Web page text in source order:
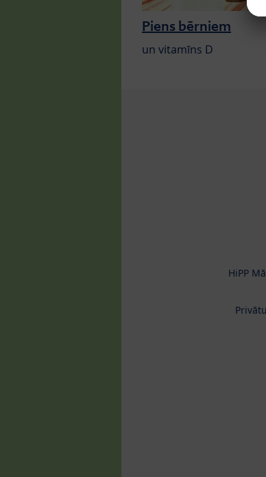
Piens bērniem
un vitamīns D
HiPP